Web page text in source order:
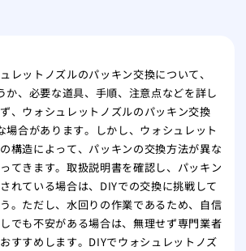
処法
レットノズルのパッキン交換について、
か、必要な道具、手順、注意点などを詳し
、ウォシュレットノズルのパッキン交換
場合があります。しかし、ウォシュレット
構造によって、パッキンの交換方法が異な
てきます。取扱説明書を確認し、パッキン
れている場合は、DIYでの交換に挑戦して
。ただし、水回りの作業であるため、自信
でも不安がある場合は、無理せず専門業者
すすめします。DIYでウォシュレットノズ